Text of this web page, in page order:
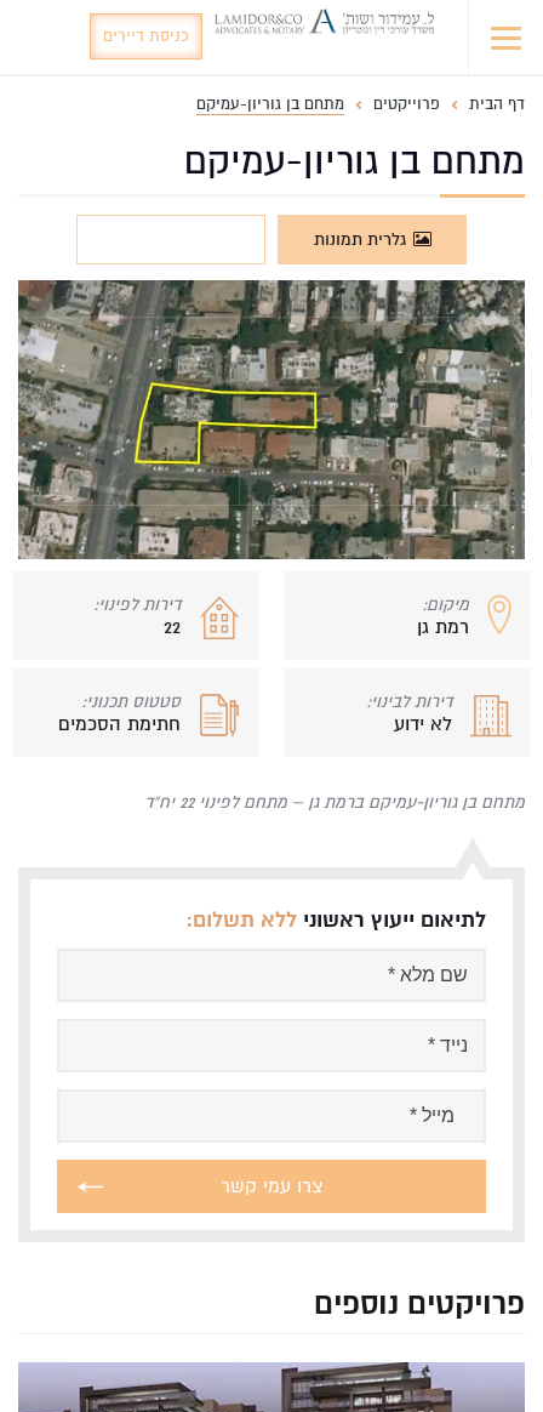
כניסת דיירים
דף הבית פרוייקטים מתחם בן גוריון-עמיקם
מיקום:
רמת גן
דירות לפינוי:
22
דירות לבינוי:
לא ידוע
סטטוס תכנוני:
חתימת הסכמים
מתחם בן גוריון-עמיקם ברמת גן – מתחם לפינוי 22 יח”ד
לתיאום ייעוץ ראשוני ללא תשלום:
מתחם בן גוריון-עמיקם
גלרית תמונות
פרויקטים נוספים